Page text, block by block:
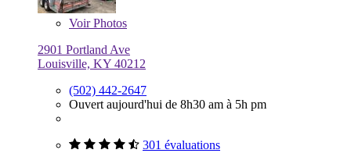
VoirPhotos
2901 Portland Ave
Louisville, KY 40212
(502) 442-2647
Ouvert aujourd'hui de 8h30 am à 5h pm
301 évaluations